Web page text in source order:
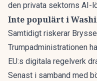
den privata sektorns AI-
Inte populärt i
Samtidigt riskerar
Trumpadministrationen
EU:s digitala regelverk
Senast i samband med